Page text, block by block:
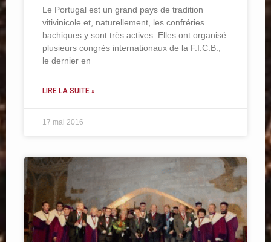
Le Portugal est un grand pays de tradition
vitivinicole et, naturellement, les confréries
bachiques y sont très actives. Elles ont organisé
plusieurs congrès internationaux de la F.I.C.B.,
le dernier en
LIRE LA SUITE »
17 mai 2016